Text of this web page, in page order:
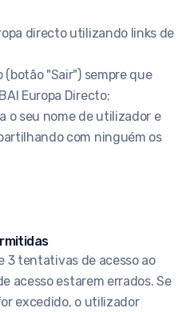
directo utilizando links de
"Sair") sempre que
Europa Directo;
o seu nome de utilizador e
com ninguém os
3 tentativas de acesso ao
acesso estarem errados. Se
excedido, o utilizador